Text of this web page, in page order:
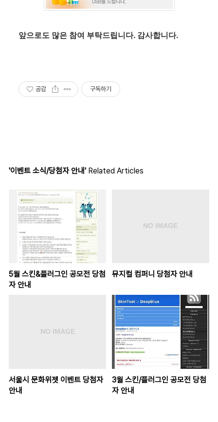
앞으로도 많은 참여 부탁드립니다. 감사합니다.
공감 구독하기
'이벤트 소식/당첨자 안내' Related Articles
5월 스킨&플러그인 공모전 당첨
자 안내
뮤지컬 컴퍼니 당첨자 안내
서울시 문화위젯 이벤트 당첨자
안내
3월 스킨/플러그인 공모전 당첨
자 안내